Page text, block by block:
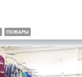
ПОЖАРЫ